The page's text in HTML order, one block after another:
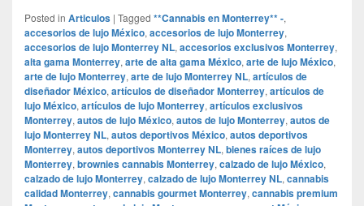
Posted in Articulos | Tagged **Cannabis en Monterrey** -,
accesorios de lujo México, accesorios de lujo Monterrey,
accesorios de lujo Monterrey NL, accesorios exclusivos Monterrey,
alta gama Monterrey, arte de alta gama México, arte de lujo México,
arte de lujo Monterrey, arte de lujo Monterrey NL, artículos de
diseñador México, artículos de diseñador Monterrey, artículos de
lujo México, artículos de lujo Monterrey, artículos exclusivos
Monterrey, autos de lujo México, autos de lujo Monterrey, autos de
lujo Monterrey NL, autos deportivos México, autos deportivos
Monterrey, autos deportivos Monterrey NL, bienes raíces de lujo
Monterrey, brownies cannabis Monterrey, calzado de lujo México,
calzado de lujo Monterrey, calzado de lujo Monterrey NL, cannabis
calidad Monterrey, cannabis gourmet Monterrey, cannabis premium